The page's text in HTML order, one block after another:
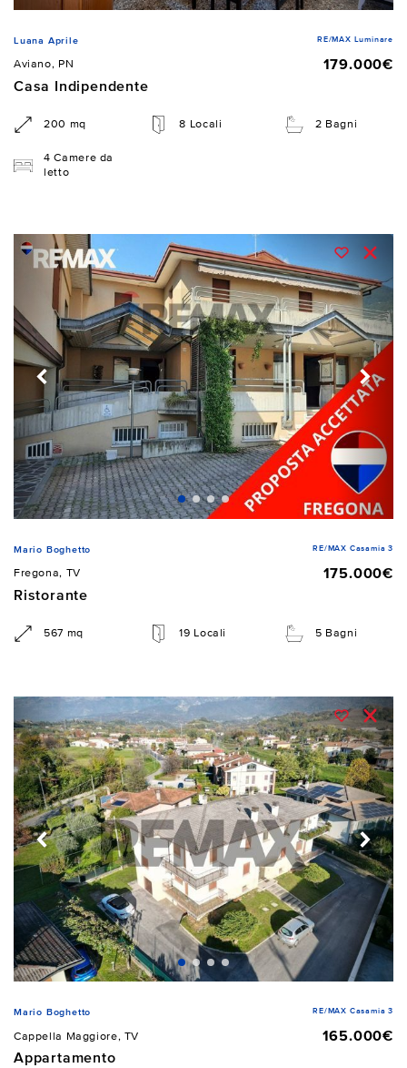
Luana Aprile RE/MAX Luminare
Aviano, PN
179.000€
Casa Indipendente
200 mq 8 Locali 2 Bagni
4 Camere da
letto
Mario Boghetto RE/MAX Casamia 3
Fregona, TV
175.000€
Ristorante
567 mq 19 Locali 5 Bagni
Mario Boghetto RE/MAX Casamia 3
Cappella Maggiore, TV
165.000€
Appartamento